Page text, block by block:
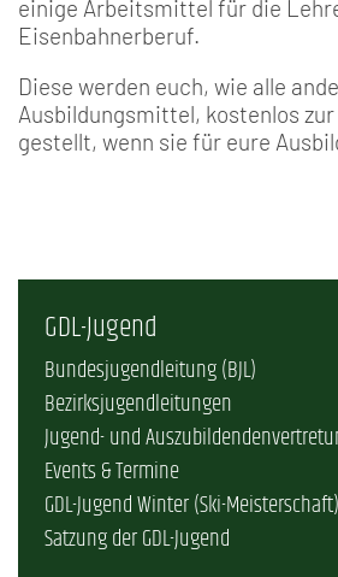
einige Arbeitsmittel für die
Eisenbahnerberuf.
Diese werden euch, wie alle
Ausbildungsmittel, kostenlos
gestellt, wenn sie für eure
GDL-Jugend
Bundesjugendleitung (BJL)
Bezirksjugendleitungen
Jugend- und
Events & Termine
GDL-Jugend Winter (Ski-Meisterschaft)
Satzung der GDL-Jugend